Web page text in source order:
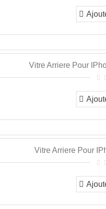
Vitre Arriere Pour
Vitre Arriere Pour